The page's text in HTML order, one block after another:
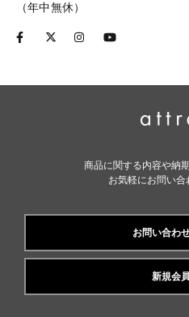
（年中無休）
商品に関する内容や納
お気軽にお問い合
お問い合わ
新規会